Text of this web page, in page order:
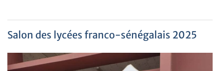
Salon des lycées franco-sénégalais 2025